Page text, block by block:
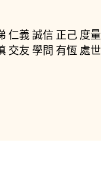
仁義 誠信 正己 度量
交友 學問 有恆 處世